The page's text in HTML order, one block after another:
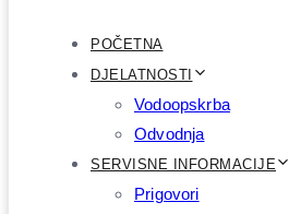
POČETNA
DJELATNOSTI
Vodoopskrba
Odvodnja
SERVISNE INFORMACIJE
Prigovori